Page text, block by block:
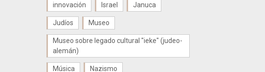
innovación Israel Januca
Judíos Museo
Museo sobre legado cultural "ieke" (judeo-
alemán)
Música Nazismo